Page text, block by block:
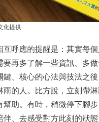
化提供
互呼應的提醒是：其實每
要再多了解一些資訊、多
鍵、核心的心法與技法之
雨的人。比方說，立刻帶
幫助。有時，稍微停下腳
伴、去感受對方此刻的狀